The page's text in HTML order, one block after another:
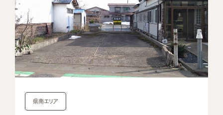
県南エリア